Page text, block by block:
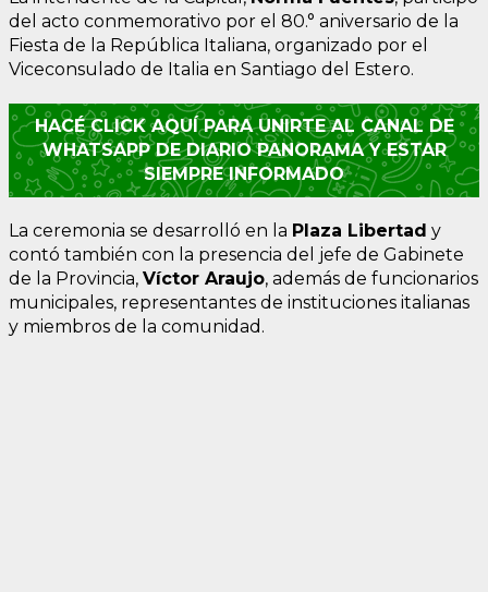
del acto conmemorativo por el 80.° aniversario de la
Fiesta de la República Italiana, organizado por el
Viceconsulado de Italia en Santiago del Estero.
HACÉ CLICK AQUÍ PARA UNIRTE AL CANAL DE
WHATSAPP DE DIARIO PANORAMA Y ESTAR
SIEMPRE INFORMADO
La ceremonia se desarrolló en la Plaza Libertad y
contó también con la presencia del jefe de Gabinete
de la Provincia, Víctor Araujo, además de funcionarios
municipales, representantes de instituciones italianas
y miembros de la comunidad.